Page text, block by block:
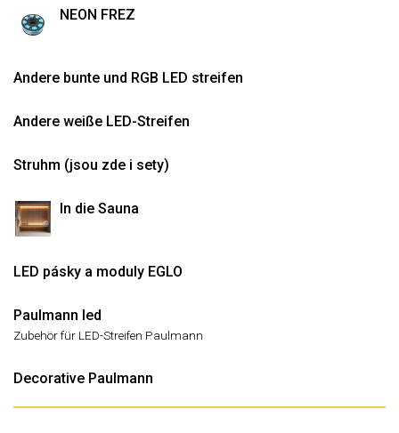
NEON FREZ
Andere bunte und RGB LED streifen
Andere weiße LED-Streifen
Struhm (jsou zde i sety)
In die Sauna
LED pásky a moduly EGLO
Paulmann led
Zubehör für LED-Streifen Paulmann
Decorative Paulmann